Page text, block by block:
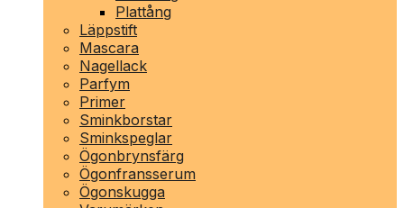
Plattång
Läppstift
Mascara
Nagellack
Parfym
Primer
Sminkborstar
Sminkspeglar
Ögonbrynsfärg
Ögonfransserum
Ögonskugga